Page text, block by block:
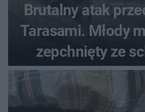
Brutalny atak
Tarasami. Młody
zepchnięty ze
Szokujące
sieci